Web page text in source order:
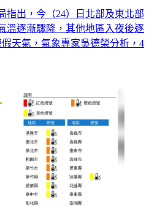
指出，今（24）日北部及東北部
溫逐漸驟降，其他地區入夜後逐
天氣，氣象專家吳德榮分析，4